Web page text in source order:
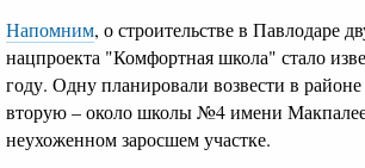
Напомним, о строительстве в Павлодаре
нацпроекта "Комфортная школа" стало
году. Одну планировали возвести в
вторую – около школы №4 имени
неухоженном заросшем участке.